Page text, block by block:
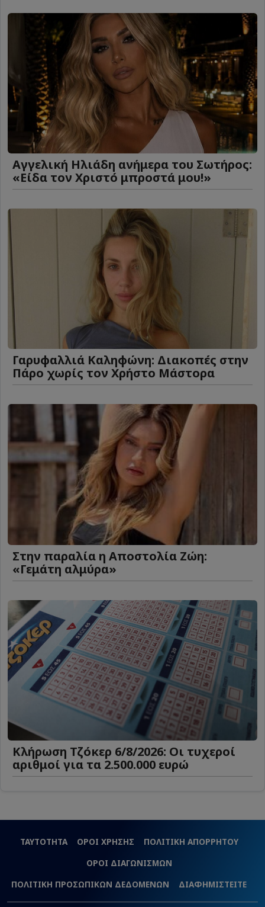
Αγγελική Ηλιάδη ανήμερα του Σωτήρος:
«Είδα τον Χριστό μπροστά μου!»
Γαρυφαλλιά Καληφώνη: Διακοπές στην
Πάρο χωρίς τον Χρήστο Μάστορα
Στην παραλία η Αποστολία Ζώη:
«Γεμάτη αλμύρα»
Κλήρωση Τζόκερ 6/8/2026: Οι τυχεροί
αριθμοί για τα 2.500.000 ευρώ
ΤΑΥΤΟΤΗΤΑ ΟΡΟΙ ΧΡΗΣΗΣ
ΠΟΛΙΤΙΚΗ ΑΠΟΡΡΗΤΟΥ
ΟΡΟΙ ΔΙΑΓΩΝΙΣΜΩΝ
ΠΟΛΙΤΙΚΗ ΠΡΟΣΩΠΙΚΩΝ ΔΕΔΟΜΕΝΩΝ
ΔΙΑΦΗΜΙΣΤΕΙΤΕ